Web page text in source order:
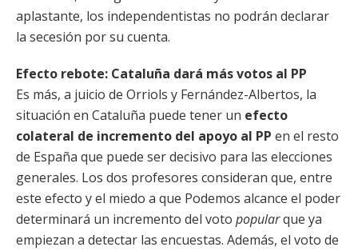
aplastante, los independentistas no podrán declarar
la secesión por su cuenta.
Efecto rebote: Cataluña dará más votos al PP
Es más, a juicio de Orriols y Fernández-Albertos, la
situación en Cataluña puede tener un efecto
colateral de incremento del apoyo al PP en el resto
de España que puede ser decisivo para las elecciones
generales. Los dos profesores consideran que, entre
este efecto y el miedo a que Podemos alcance el poder
determinará un incremento del voto popularque ya
empiezan a detectar las encuestas. Además, el voto de